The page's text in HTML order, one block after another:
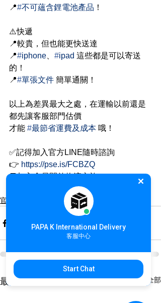
📍#不可蘊含鋰電池產品 ！
⚠️快遞
📍較貴，但也能更快送達
📍#iphone #ipad 這些都是可以寄送
的！
📍#單張文件 簡單通關！
以上為差異最大之處，在運輸以前還是
都先讓客服部門估價
才能 #最節省運費及成本 哦！
✅記得加入官方LINE隨時諮詢
👉 https://pse.is/FCBZQ
💬加入會員開啟物流之旅
https://pse.is/EVNHA
官方公告
最新文章 查看全部
PAPA K International Delivery
客服中心
Start Chat